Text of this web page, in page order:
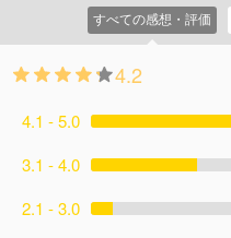
コメント2件拍手0回
とコフレは思わず飛び
ようお願いします。す
ョン
すべての感想・評価
4.2
4.1 - 5.0
3.1 - 4.0
2.1 - 3.0